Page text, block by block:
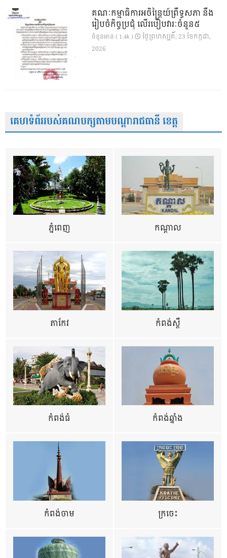
គណៈកម្មាធិការអចិន្ត្រៃយ៍ព្រឹទ្ធសភា នឹង
រៀបចំកិច្ចប្រជុំ លើរបៀបវារៈចំនួន៥
ចំនួនអាន ( 1.4k )
ថ្ងៃ​ព្រហស្បតិ៍, 23 ខែ​កក្កដា,
2026
គេហទំព័ររបស់គណបក្សតាមបណ្តារាជធានី ខេត្ត
ភ្នំពេញ កណ្តាល
តាកែវ កំពង់ស្ពឺ
កំពង់ធំ កំពង់ឆ្នាំង
កំពង់ចាម ក្រចេះ